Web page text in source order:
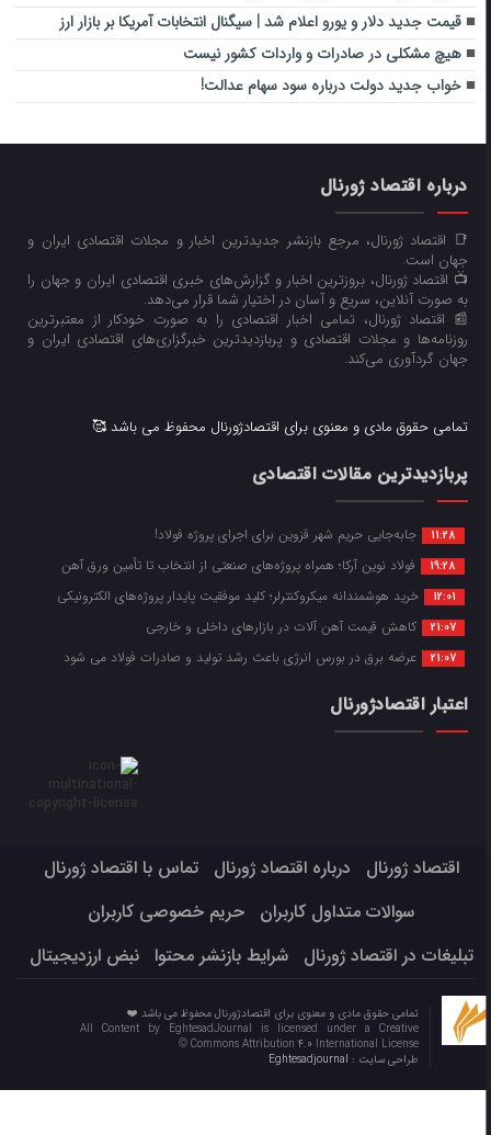
قیمت جدید دلار و یورو اعلام شد | سیگنال انتخابات آمریکا بر بازار ارز
هیچ مشکلی در صادرات و واردات کشور نیست
خواب جدید دولت درباره سود سهام عدالت!
درباره اقتصاد ژورنال
📑 اقتصاد ژورنال، مرجع بازنشر جدیدترین اخبار و مجلات اقتصادی ایران و
جهان است.
📺 اقتصاد ژورنال، بروزترین اخبار و گزارش‌های خبری اقتصادی ایران و جهان را
به صورت آنلاین، سریع و آسان در اختیار شما قرار می‌‌دهد.
📰 اقتصاد ژورنال، تمامی اخبار اقتصادی را به صورت خودکار از معتبرترین
روزنامه‌ها و مجلات اقتصادی و پربازدیدترین خبرگزاری‌های اقتصادی ایران و
جهان گردآوری می‌کند.
تمامی حقوق مادی و معنوی برای اقتصادژورنال محفوظ می باشد 🥰
پربازدیدترین مقالات اقتصادی
11:28 جابه‌جایی حریم شهر قزوین برای اجرای پروژه فولاد!
19:28 فولاد نوین آرکا؛ همراه پروژه‌های صنعتی از انتخاب تا تأمین ورق آهن
12:01 خرید هوشمندانه میکروکنترلر؛ کلید موفقیت پایدار پروژه‌های الکترونیکی
21:07 کاهش قیمت آهن آلات در بازارهای داخلی و خارجی
21:07 عرضه برق در بورس انرژی باعث رشد تولید و صادرات فولاد می شود
اعتبار اقتصادژورنال
اقتصاد ژورنال درباره اقتصاد ژورنال
تماس با اقتصاد ژورنال
سوالات متداول کاربران
حریم خصوصی کاربران
تبلیغات در اقتصاد ژورنال
شرایط بازنشر محتوا نبض ارزدیجیتال
تمامی حقوق مادی و معنوی برای اقتصادژورنال محفوظ می باشد ❤️
All Content by EghtesadJournal is licensed under a Creative
Commons Attribution 4.0 International License ©️
طراحی سایت :